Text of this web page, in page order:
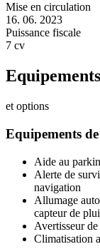
Mise en circulation
16. 06. 2023
Puissance fiscale
7 cv
Equipements
et options
Equipements de
Aide au
Alerte de
navigation
Allumage
capteur de
Avertisseur
Climatisation